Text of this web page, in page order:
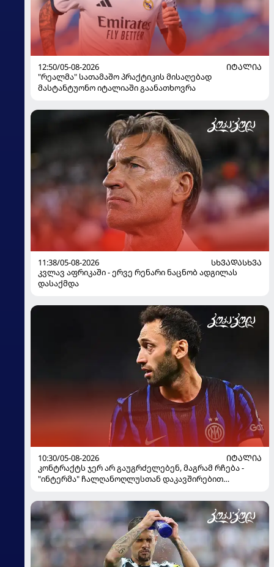
12:50/05-08-2026
ᲘᲢᲐᲚᲘᲐ
"რეალმა" სათამაშო პრაქტიკის მისაღებად
მასტანტუონო იტალიაში გაანათხოვრა
11:38/05-08-2026
ᲡᲮᲕᲐᲓᲐᲡᲮᲕᲐ
კვლავ აფრიკაში - ერვე რენარი ნაცნობ ადგილას
დასაქმდა
10:30/05-08-2026
ᲘᲢᲐᲚᲘᲐ
კონტრაქტს ჯერ არ გაუგრძელებენ, მაგრამ რჩება -
"ინტერმა" ჩალღანოღლუსთან დაკავშირებით